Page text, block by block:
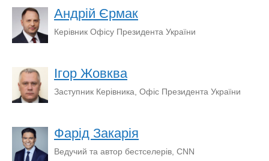
Андрій Єрмак
Керівник Офісу Президента України
Ігор Жовква
Заступник Керівника, Офіс Президента України
Фарід Закарія
Ведучий та автор бестселерів, CNN